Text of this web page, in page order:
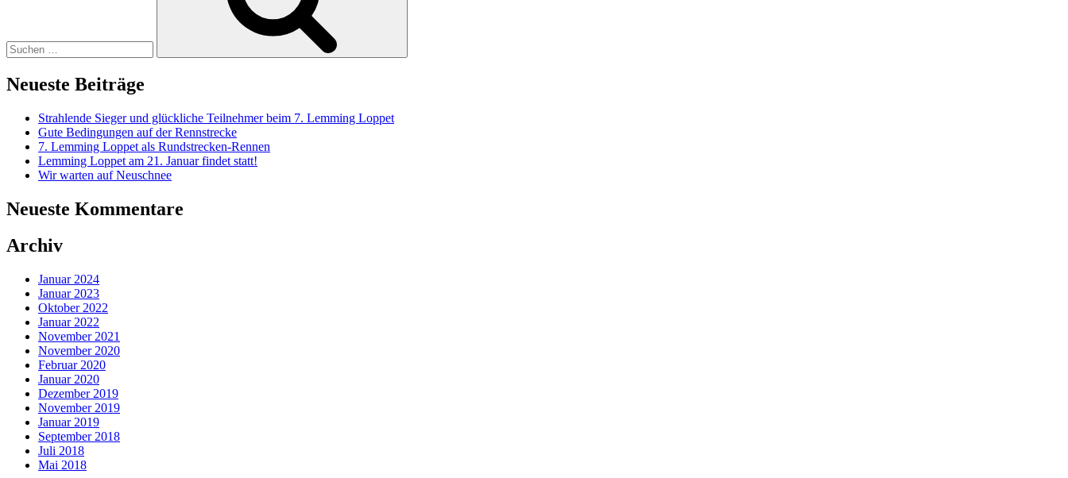
Neueste Beiträge
Strahlende Sieger und glückliche Teilnehmer beim 7. Lemming Loppet
Gute Bedingungen auf der Rennstrecke
7. Lemming Loppet als Rundstrecken-Rennen
Lemming Loppet am 21. Januar findet statt!
Wir warten auf Neuschnee
Neueste Kommentare
Archiv
Januar 2024
Januar 2023
Oktober 2022
Januar 2022
November 2021
November 2020
Februar 2020
Januar 2020
Dezember 2019
November 2019
Januar 2019
September 2018
Juli 2018
Mai 2018